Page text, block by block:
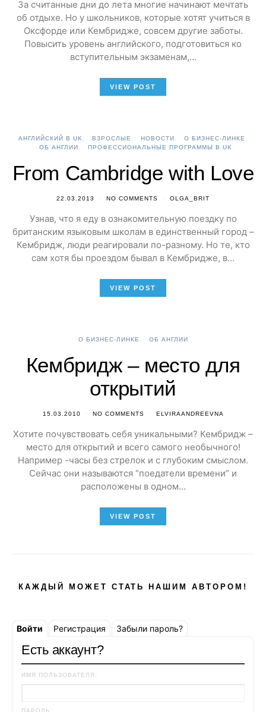
За считанные дни до лета многие начинают мечтать
об отдыхе. Но у школьников, которые хотят учиться в
Оксфорде или Кембридже, совсем другие заботы.
Повысить уровень английского, подготовиться ко
вступительным экзаменам,…
VIEW POST
АНГЛИЙСКИЙ В UK ВЗРОСЛЫЕ НОВОСТИ
О БИЗНЕС-ЛИНКЕ
ОБ АНГЛИИ
ПРОФЕССИОНАЛЬНЫЕ ПРОГРАММЫ В UK
From Cambridge with Love
22.03.2013 NO COMMENTS OLGA_BRIT
Узнав, что я еду в ознакомительную поездку по
британским языковым школам в единственный город –
Кембридж, люди реагировали по-разному. Но те, кто
сам хотя бы проездом бывал в Кембридже, в…
VIEW POST
О БИЗНЕС-ЛИНКЕ ОБ АНГЛИИ
Кембридж – место для
открытий
15.03.2010 NO COMMENTS ELVIRAANDREEVNA
Хотите почувствовать себя уникальными? Кембридж –
место для открытий и всего самого необычного!
Например -часы без стрелок и с глубоким смыслом.
Сейчас они называются “поедатели времени” и
расположены в одном…
VIEW POST
КАЖДЫЙ МОЖЕТ СТАТЬ НАШИМ АВТОРОМ!
Войти Регистрация Забыли пароль?
Есть аккаунт?
ИМЯ ПОЛЬЗОВАТЕЛЯ:
ПАРОЛЬ: